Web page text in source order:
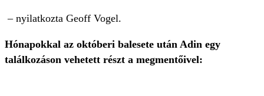
– nyilatkozta Geoff Vogel.
Hónapokkal az októberi balesete után Adin egy
találkozáson vehetett részt a megmentőivel: